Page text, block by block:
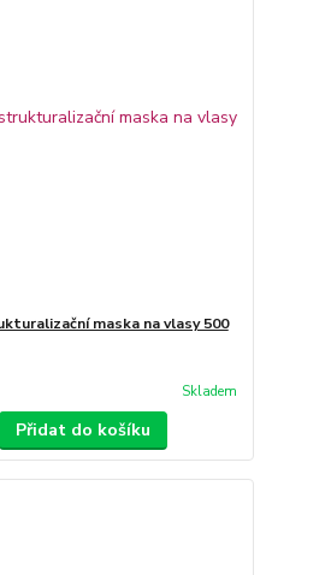
maska na vlasy 500
Skladem
Přidat do košíku